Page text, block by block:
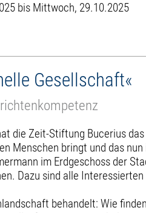
bis Mittwoch, 29.10.2025
Gesellschaft«
die Zeit-Stiftung Bucerius
Menschen bringt und das
im Erdgeschoss der
Dazu sind alle
behandelt: Wie